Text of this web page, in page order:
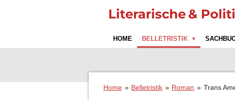
Literarische&
HOME BELLETRISTIK
Home » Belletristik » Roman » Trans